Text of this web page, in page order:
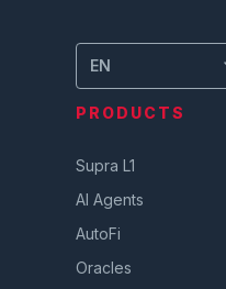
EN
PRODUCTS
Supra L1
AI Agents
AutoFi
Oracles